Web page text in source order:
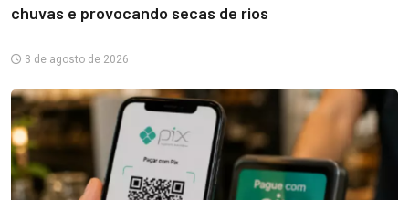
chuvas e provocando secas de rios
3 de agosto de 2026